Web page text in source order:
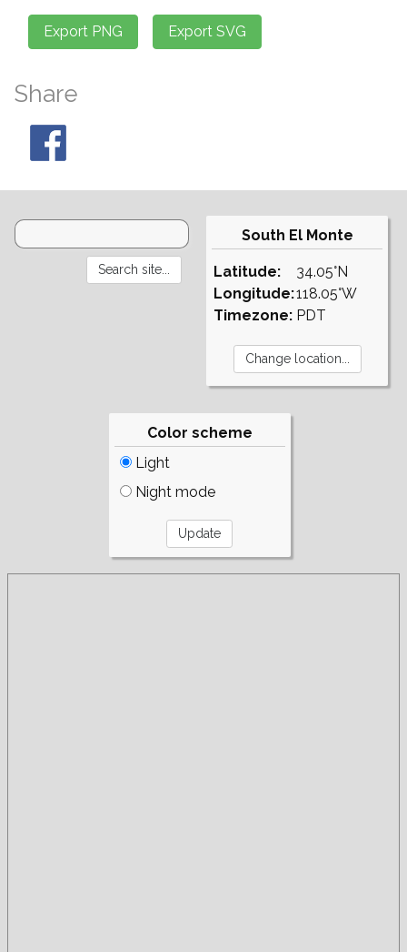
Share
South El Monte
Latitude:
Longitude:
Timezone:
34.05°N
118.05°W
PDT
Color scheme
Light
Night mode